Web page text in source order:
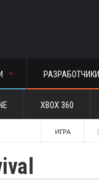
РАЗРАБОТЧИКИ
XBOX 360
ИГРА